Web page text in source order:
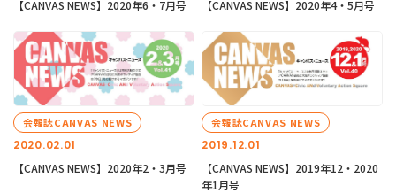
【CANVAS NEWS】2020年6・7月号 【CANVAS NEWS】2020年4・5月号
2020.02.01
会報誌CANVAS NEWS
【CANVAS NEWS】2020年2・3月号
2019.12.01
会報誌CANVAS NEWS
【CANVAS NEWS】2019年12・2020
年1月号